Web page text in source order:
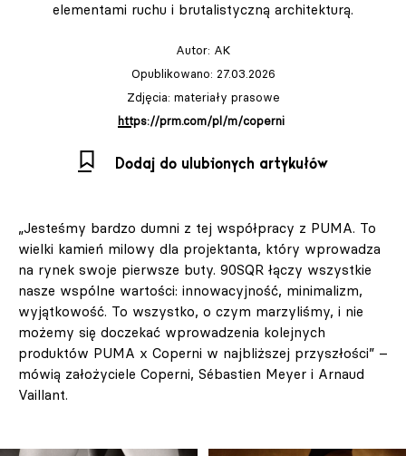
elementami ruchu i brutalistyczną architekturą.
Autor: AK
Opublikowano: 27.03.2026
Zdjęcia: materiały prasowe
https://prm.com/pl/m/coperni
Dodaj do ulubionych artykułów
„Jesteśmy bardzo dumni z tej współpracy z PUMA. To
wielki kamień milowy dla projektanta, który wprowadza
na rynek swoje pierwsze buty. 90SQR łączy wszystkie
nasze wspólne wartości: innowacyjność, minimalizm,
wyjątkowość. To wszystko, o czym marzyliśmy, i nie
możemy się doczekać wprowadzenia kolejnych
produktów PUMA x Coperni w najbliższej przyszłości” –
mówią założyciele Coperni, Sébastien Meyer i Arnaud
Vaillant.